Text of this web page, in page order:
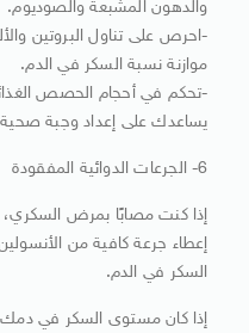
والدهون المشبعة والصوديوم.
-احرص على تناول البروتين
موازنة نسبة السكر في الدم.
-تحكم في أحجام الحصص
يساعدك على إعداد وجبة صحية
6- الجرعات الدوائية المفقودة
إذا كنت مصابًا بمرض السكري،
إعطاء جرعة كافية من
السكر في الدم.
إذا كان مستوى السكر في دمك